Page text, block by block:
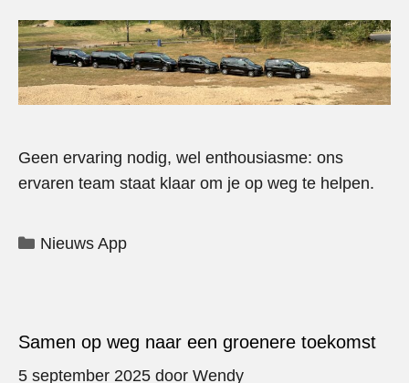
Geen ervaring nodig, wel enthousiasme: ons
ervaren team staat klaar om je op weg te helpen.
Categorieën
Nieuws App
Samen op weg naar een groenere toekomst
5 september 2025 door Wendy